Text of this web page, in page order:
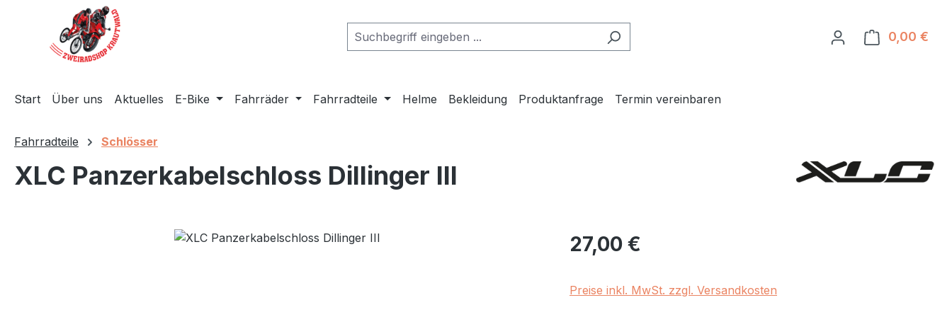
Hauptinhalt springen
Zur Suche springen
Zur Hauptnavigation springen
0,00 €
Start Über uns Aktuelles E-Bike Fahrräder Fahrradteile Helme Bekleidung Produktanfrage Termin vereinbaren
Fahrradteile Schlösser
XLC Panzerkabelschloss Dillinger III
Regulärer Preis:
27,00 €
Preise inkl. MwSt. zzgl. Versandkosten